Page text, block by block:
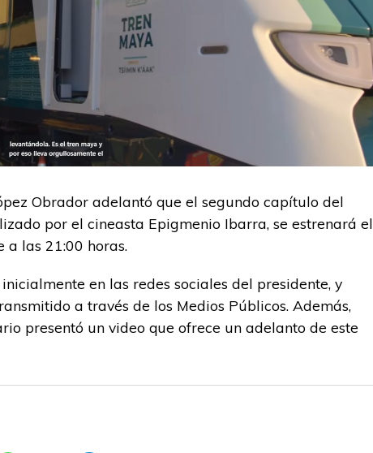
Obrador adelantó que el segundo capítulo del
por el cineasta Epigmenio Ibarra, se estrenará el
a las 21:00 horas.
en las redes sociales del presidente, y
a través de los Medios Públicos. Además,
presentó un video que ofrece un adelanto de este